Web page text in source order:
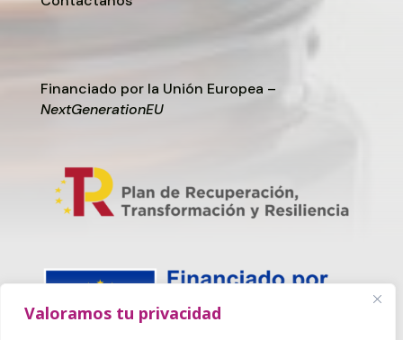
Valoramos tu privacidad
Financiado por la Unión Europea –
NextGenerationEU